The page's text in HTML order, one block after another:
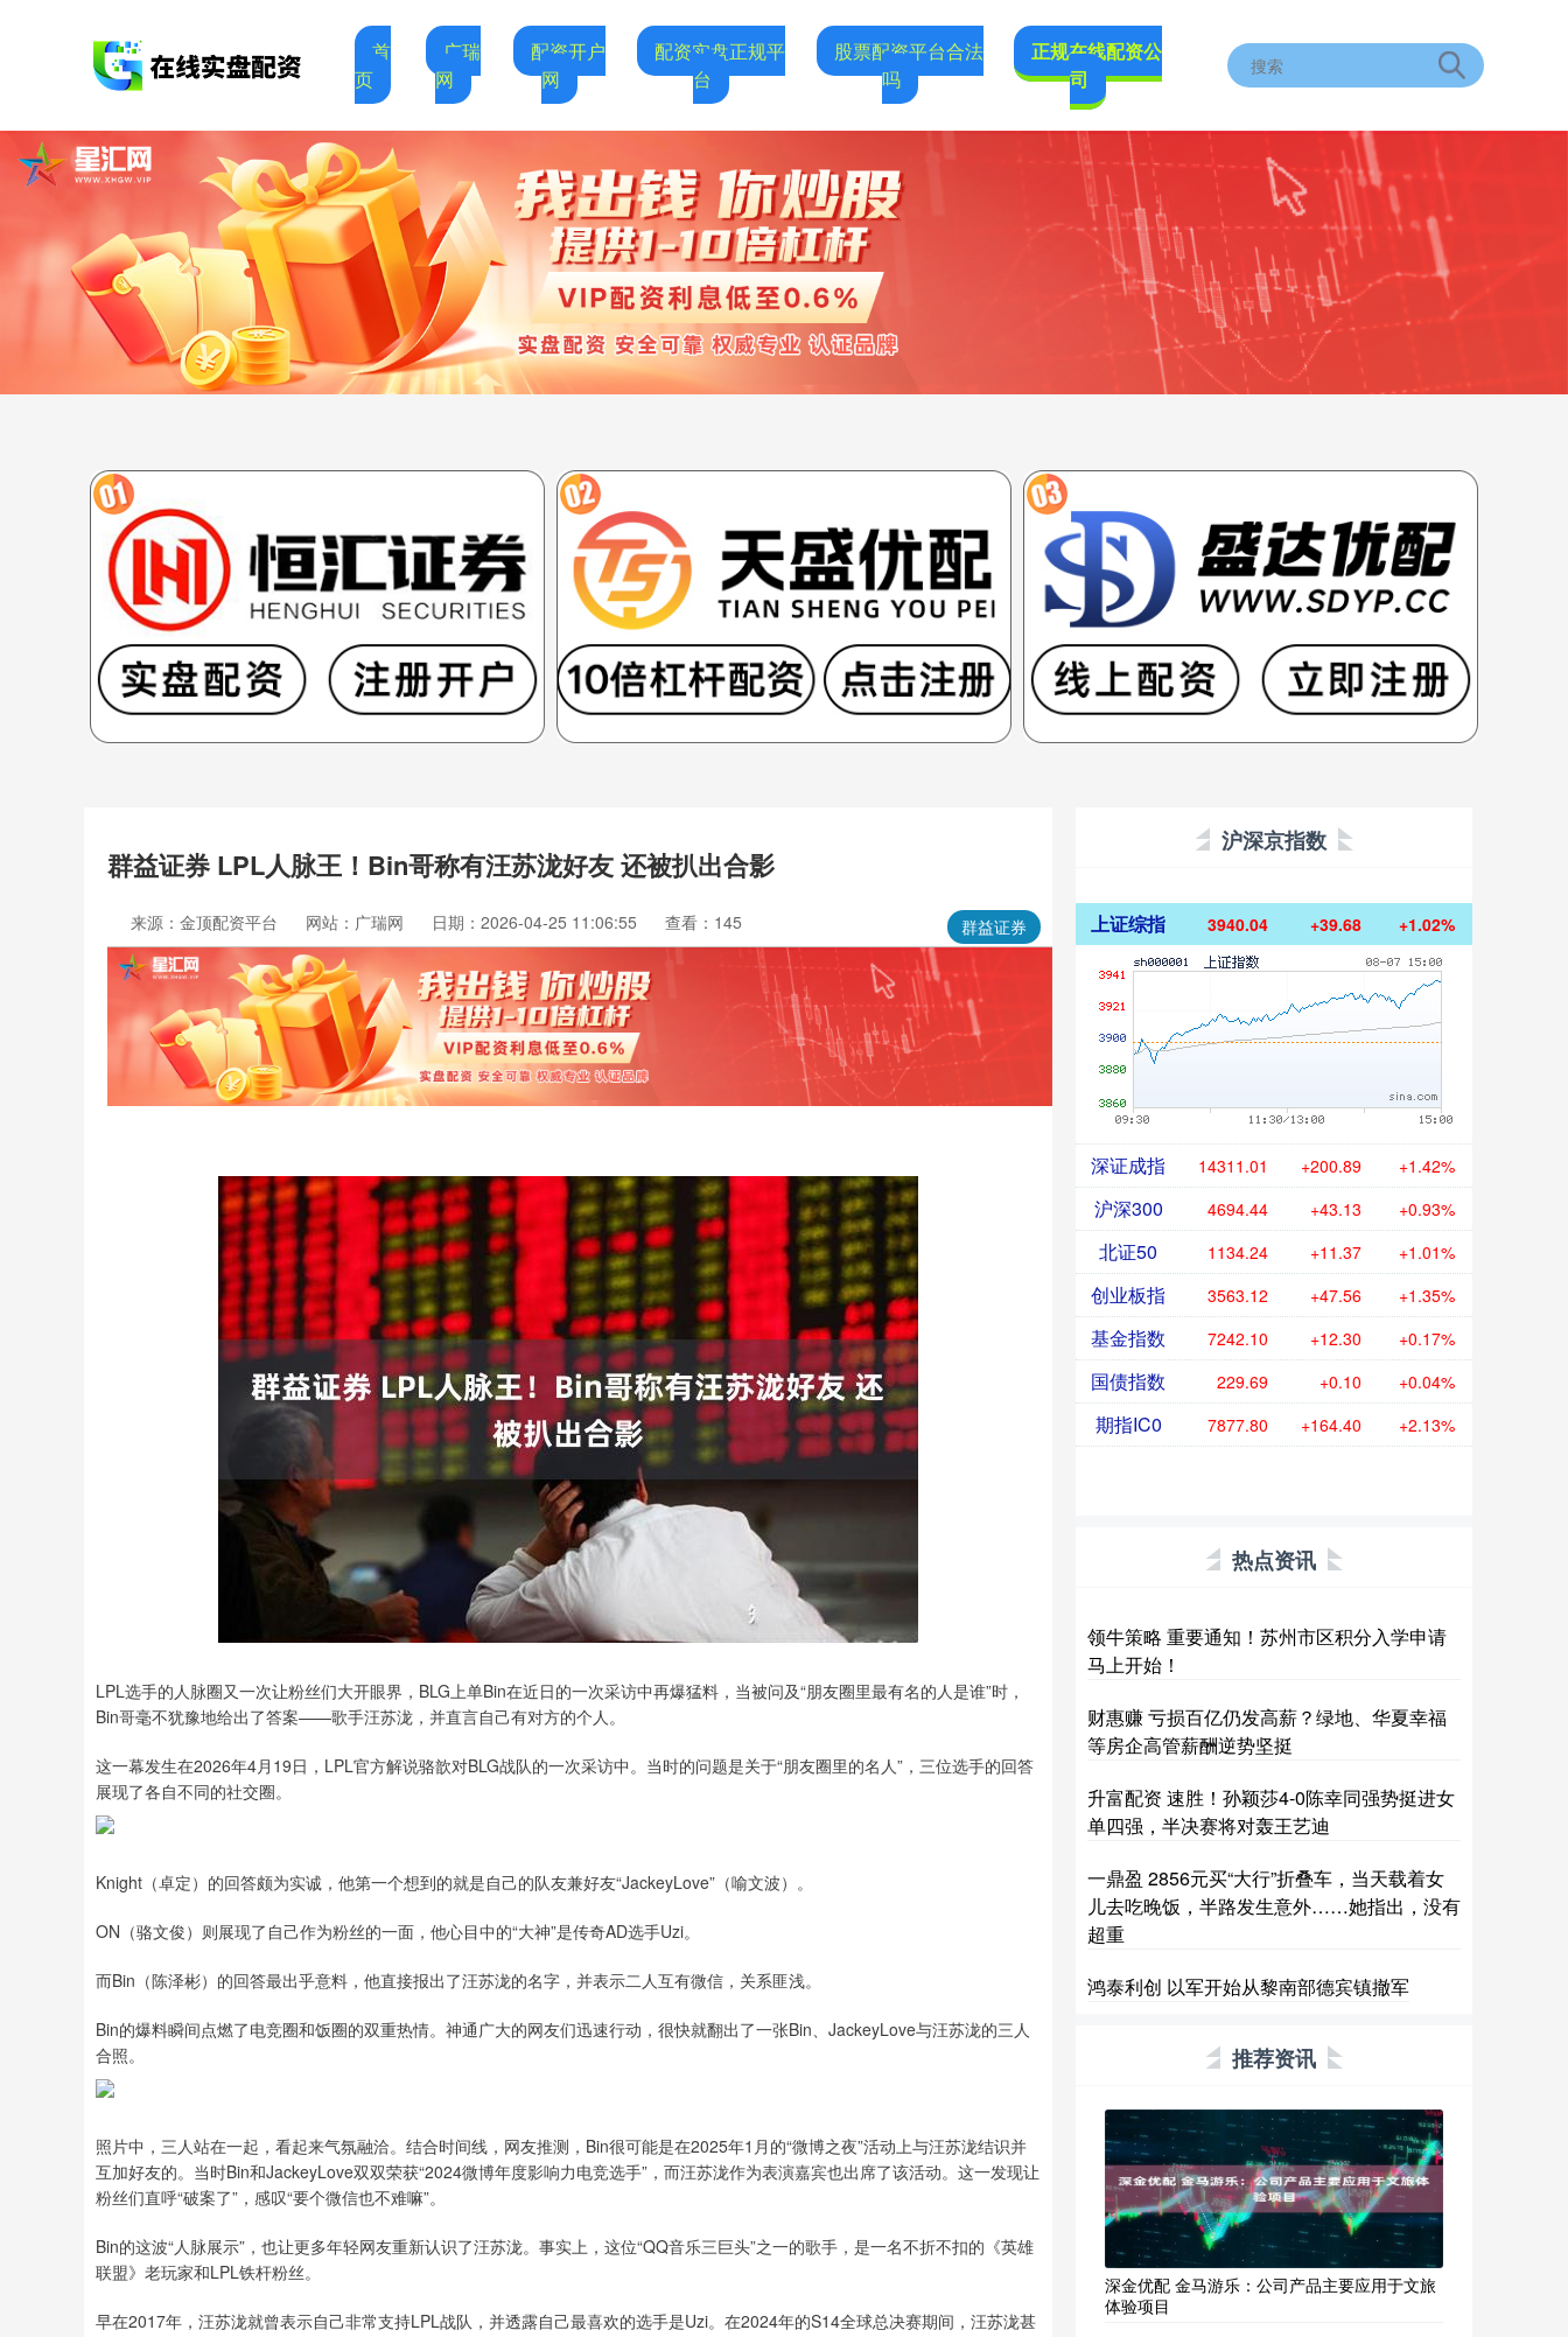
首
页
广瑞
网
配资开户
网
配资实盘正规平
台
股票配资平台合法
吗
正规在线配资公
司
群益证券 LPL人脉王！Bin哥称有汪苏泷好友 还被扒出合影
群益证券
来源：金顶配资平台 网站：广瑞网 日期：2026-04-25 11:06:55 查看：145
LPL选手的人脉圈又一次让粉丝们大开眼界，BLG上单Bin在近日的一次采访中再爆猛料，当被问及“朋友圈里最有名的人是谁”时，
Bin哥毫不犹豫地给出了答案——歌手汪苏泷，并直言自己有对方的个人。
这一幕发生在2026年4月19日，LPL官方解说骆歆对BLG战队的一次采访中。当时的问题是关于“朋友圈里的名人”，三位选手的回答
展现了各自不同的社交圈。
Knight（卓定）的回答颇为实诚，他第一个想到的就是自己的队友兼好友“JackeyLove”（喻文波）。
ON（骆文俊）则展现了自己作为粉丝的一面，他心目中的“大神”是传奇AD选手Uzi。
而Bin（陈泽彬）的回答最出乎意料，他直接报出了汪苏泷的名字，并表示二人互有微信，关系匪浅。
Bin的爆料瞬间点燃了电竞圈和饭圈的双重热情。神通广大的网友们迅速行动，很快就翻出了一张Bin、JackeyLove与汪苏泷的三人
合照。
照片中，三人站在一起，看起来气氛融洽。结合时间线，网友推测，Bin很可能是在2025年1月的“微博之夜”活动上与汪苏泷结识并
互加好友的。当时Bin和JackeyLove双双荣获“2024微博年度影响力电竞选手”，而汪苏泷作为表演嘉宾也出席了该活动。这一发现让
粉丝们直呼“破案了”，感叹“要个微信也不难嘛”。
Bin的这波“人脉展示”，也让更多年轻网友重新认识了汪苏泷。事实上，这位“QQ音乐三巨头”之一的歌手，是一名不折不扣的《英雄
联盟》老玩家和LPL铁杆粉丝。
早在2017年，汪苏泷就曾表示自己非常支持LPL战队，并透露自己最喜欢的选手是Uzi。在2024年的S14全球总决赛期间，汪苏泷甚
沪深京指数
上证综指 3940.04 +39.68 +1.02%
深证成指 14311.01 +200.89 +1.42%
沪深300 4694.44 +43.13 +0.93%
北证50 1134.24 +11.37 +1.01%
创业板指 3563.12 +47.56 +1.35%
基金指数 7242.10 +12.30 +0.17%
国债指数 229.69 +0.10 +0.04%
期指IC0 7877.80 +164.40 +2.13%
热点资讯
领牛策略 重要通知！苏州市区积分入学申请
马上开始！
财惠赚 亏损百亿仍发高薪？绿地、华夏幸福
等房企高管薪酬逆势坚挺
升富配资 速胜！孙颖莎4-0陈幸同强势挺进女
单四强，半决赛将对轰王艺迪
一鼎盈 2856元买“大行”折叠车，当天载着女
儿去吃晚饭，半路发生意外……她指出，没有
超重
鸿泰利创 以军开始从黎南部德宾镇撤军
推荐资讯
深金优配 金马游乐：公司产品主要应用于文旅
体验项目